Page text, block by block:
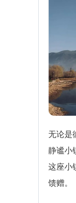
无论是
静谧小
这座小
馈赠。